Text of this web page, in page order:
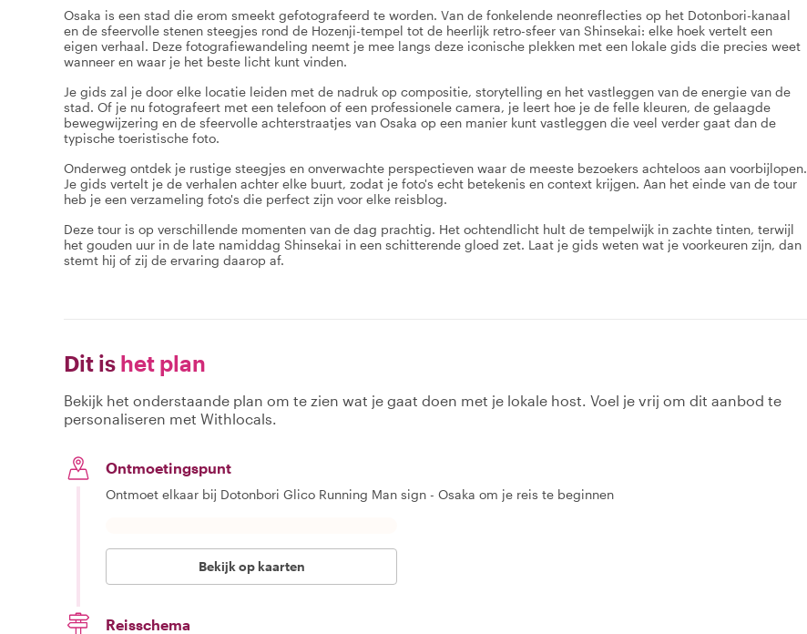
Osaka is een stad die erom smeekt gefotografeerd te worden. Van de fonkelende neonreflecties op het Dotonbori-kanaal
en de sfeervolle stenen steegjes rond de Hozenji-tempel tot de heerlijk retro-sfeer van Shinsekai: elke hoek vertelt een
eigen verhaal. Deze fotografiewandeling neemt je mee langs deze iconische plekken met een lokale gids die precies weet
wanneer en waar je het beste licht kunt vinden.
Je gids zal je door elke locatie leiden met de nadruk op compositie, storytelling en het vastleggen van de energie van de
stad. Of je nu fotografeert met een telefoon of een professionele camera, je leert hoe je de felle kleuren, de gelaagde
bewegwijzering en de sfeervolle achterstraatjes van Osaka op een manier kunt vastleggen die veel verder gaat dan de
typische toeristische foto.
Onderweg ontdek je rustige steegjes en onverwachte perspectieven waar de meeste bezoekers achteloos aan voorbijlopen.
Je gids vertelt je de verhalen achter elke buurt, zodat je foto's echt betekenis en context krijgen. Aan het einde van de tour
heb je een verzameling foto's die perfect zijn voor elke reisblog.
Deze tour is op verschillende momenten van de dag prachtig. Het ochtendlicht hult de tempelwijk in zachte tinten, terwijl
het gouden uur in de late namiddag Shinsekai in een schitterende gloed zet. Laat je gids weten wat je voorkeuren zijn, dan
stemt hij of zij de ervaring daarop af.
Dit is het plan
Bekijk het onderstaande plan om te zien wat je gaat doen met je lokale host. Voel je vrij om dit aanbod te
personaliseren met Withlocals.
Ontmoetingspunt
Ontmoet elkaar bij Dotonbori Glico Running Man sign - Osaka om je reis te beginnen
Bekijk op kaarten
Reisschema